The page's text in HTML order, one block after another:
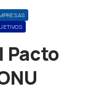
Pacto